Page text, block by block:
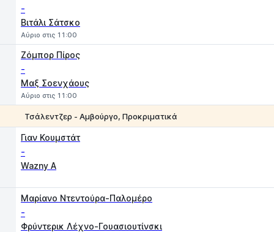
-
Βιτάλι Σάτσκο
Αύριο στις 11:00
Ζόμπορ Πίρος
-
Μαξ Σοενχάους
Αύριο στις 11:00
Τσάλεντζερ - Αμβούργο, Προκριματικά
Γιαν Κουμστάτ
-
Wazny A
Μαρίανο Ντεντούρα-Παλομέρο
-
Φρύντερικ Λέχνο-Γουασιουτίνσκι